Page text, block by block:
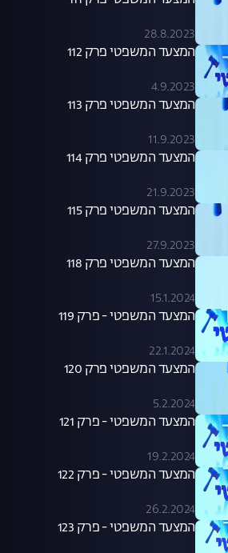
28.8.2023
המצעד המשפטי פרק 112
4.9.2023
המצעד המשפטי פרק 113
11.9.2023
המצעד המשפטי פרק 114
21.9.2023
המצעד המשפטי פרק 115
27.9.2023
המצעד המשפטי פרק 118
15.1.2024
המצעד המשפטי - פרק 119
22.1.2024
המצעד המשפטי פרק 120
5.2.2024
המצעד המשפטי - פרק 121
19.2.2024
המצעד המשפטי - פרק 122
26.2.2024
המצעד המשפטי - פרק 123